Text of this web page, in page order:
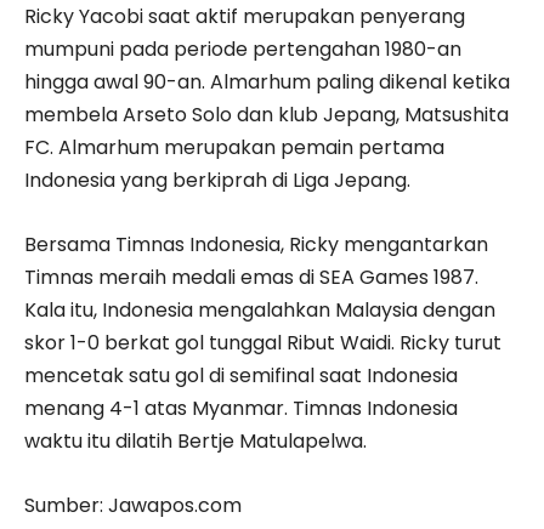
Ricky Yacobi saat aktif merupakan penyerang
mumpuni pada periode pertengahan 1980-an
hingga awal 90-an. Almarhum paling dikenal ketika
membela Arseto Solo dan klub Jepang, Matsushita
FC. Almarhum merupakan pemain pertama
Indonesia yang berkiprah di Liga Jepang.
Bersama Timnas Indonesia, Ricky mengantarkan
Timnas meraih medali emas di SEA Games 1987.
Kala itu, Indonesia mengalahkan Malaysia dengan
skor 1-0 berkat gol tunggal Ribut Waidi. Ricky turut
mencetak satu gol di semifinal saat Indonesia
menang 4-1 atas Myanmar. Timnas Indonesia
waktu itu dilatih Bertje Matulapelwa.
Sumber: Jawapos.com